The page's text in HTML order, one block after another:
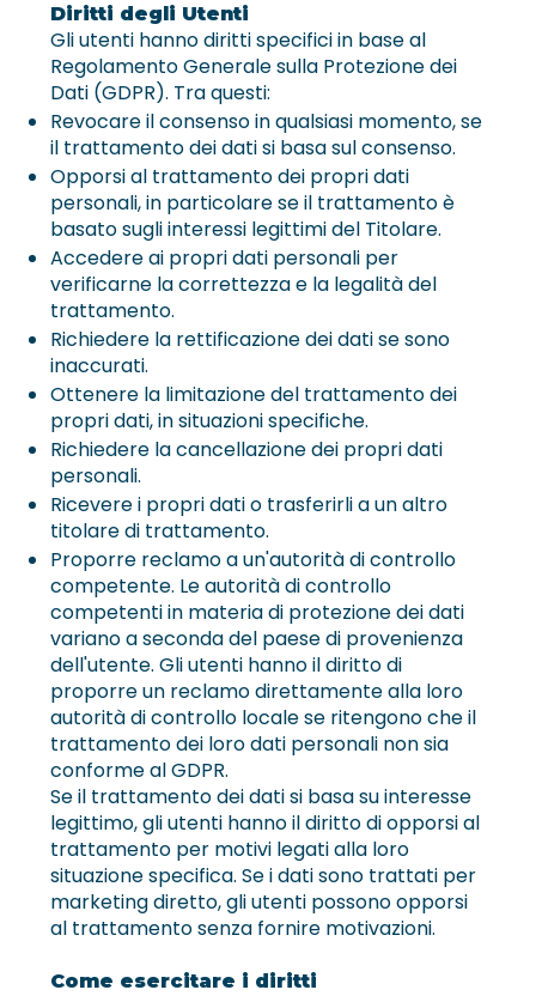
Diritti degli Utenti
Gli utenti hanno diritti specifici in base al
Regolamento Generale sulla Protezione dei
Dati (GDPR). Tra questi:
Revocare il consenso in qualsiasi momento, se
il trattamento dei dati si basa sul consenso.
Opporsi al trattamento dei propri dati
personali, in particolare se il trattamento è
basato sugli interessi legittimi del Titolare.
Accedere ai propri dati personali per
verificarne la correttezza e la legalità del
trattamento.
Richiedere la rettificazione dei dati se sono
inaccurati.
Ottenere la limitazione del trattamento dei
propri dati, in situazioni specifiche.
Richiedere la cancellazione dei propri dati
personali.
Ricevere i propri dati o trasferirli a un altro
titolare di trattamento.
Proporre reclamo a un'autorità di controllo
competente. Le autorità di controllo
competenti in materia di protezione dei dati
variano a seconda del paese di provenienza
dell'utente. Gli utenti hanno il diritto di
proporre un reclamo direttamente alla loro
autorità di controllo locale se ritengono che il
trattamento dei loro dati personali non sia
conforme al GDPR.
Se il trattamento dei dati si basa su interesse
legittimo, gli utenti hanno il diritto di opporsi al
trattamento per motivi legati alla loro
situazione specifica. Se i dati sono trattati per
marketing diretto, gli utenti possono opporsi
al trattamento senza fornire motivazioni.
Come esercitare i diritti